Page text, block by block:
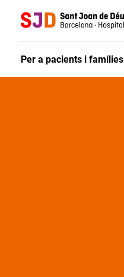
Per a pacients i famílies